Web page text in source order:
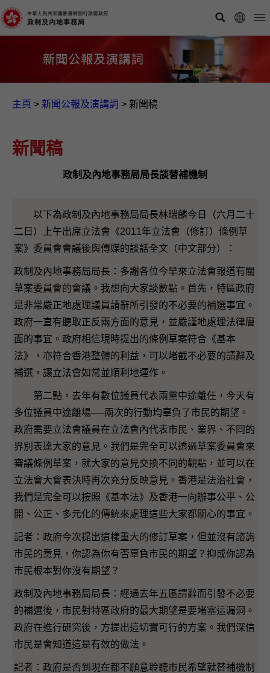
主頁 > 新聞公報及演講詞 > 新聞稿
新聞稿
政制及內地事務局局長談替補機制
以下為政制及內地事務局局長林瑞麟今日（六月二十
二日）上午出席立法會《2011年立法會（修訂）條例草
案》委員會會議後與傳媒的談話全文（中文部分）：
政制及內地事務局局長：多謝各位今早來立法會報道有關
草案委員會的會議。我想向大家談數點。首先，特區政府
是非常嚴正地處理議員請辭所引發的不必要的補選事宜。
政府一直有聽取正反兩方面的意見，並嚴謹地處理法律層
面的事宜。政府相信現時提出的條例草案符合《基本
法》，亦符合香港整體的利益，可以堵截不必要的請辭及
補選，讓立法會如常並順利地運作。
第二點，去年有數位議員代表兩黨中途離任，今天有
多位議員中途離場──兩次的行動均辜負了市民的期望。
政府需要立法會議員在立法會內代表市民、業界、不同的
界別表達大家的意見。我們是完全可以透過草案委員會來
審議條例草案，就大家的意見交換不同的觀點，並可以在
立法會大會表決時再次充分反映意見。香港是法治社會，
我們是完全可以按照《基本法》及香港一向辦事公平、公
開、公正、多元化的傳統來處理這些大家都關心的事宜。
記者：政府今次提出這樣重大的修訂草案，但並沒有諮詢
市民的意見，你認為你有否辜負市民的期望？抑或你認為
市民根本對你沒有期望？
政制及內地事務局局長：經過去年五區請辭而引發不必要
的補選後，市民對特區政府的最大期望是要堵塞這漏洞。
政府在進行研究後，方提出這切實可行的方案。我們深信
市民是會知道這是有效的做法。
記者：政府是否到現在都不願意聆聽市民希望就替補機制